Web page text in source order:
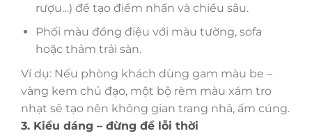
rượu…) để tạo điểm nhấn và chiều sâu.
Phối màu đồng điệu với màu tường, sofa
hoặc thảm trải sàn.
Ví dụ: Nếu phòng khách dùng gam màu be –
vàng kem chủ đạo, một bộ rèm màu xám tro
nhạt sẽ tạo nên không gian trang nhã, ấm cúng.
3. Kiểu dáng – đừng để lỗi thời